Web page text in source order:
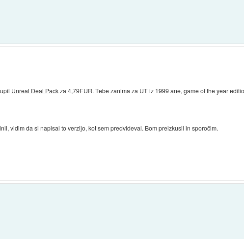
Unreal Deal Packza 4,79EUR. Tebe zanima za UT iz 1999 ane, game of the year
vidim da si napisal to verzijo, kot sem predvideval. Bom preizkusil in sporočim.